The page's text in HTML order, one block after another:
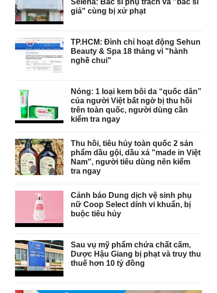
Selena: Bác sĩ phụ trách và "bác sĩ
giả" cùng bị xử phạt
TP.HCM: Đình chỉ hoạt động Sehun
Beauty & Spa 18 tháng vì "hành
nghề chui"
Nóng: 1 loại kem bôi da “quốc dân”
của người Việt bất ngờ bị thu hồi
trên toàn quốc, người dùng cần
kiểm tra ngay
Thu hồi, tiêu hủy toàn quốc 2 sản
phẩm dầu gội, dầu xả "made in Việt
Nam", người tiêu dùng nên kiểm
tra ngay
Cảnh báo Dung dịch vệ sinh phụ
nữ Coop Select dính vi khuẩn, bị
buộc tiêu hủy
Sau vụ mỹ phẩm chứa chất cấm,
Dược Hậu Giang bị phạt và truy thu
thuế hơn 10 tỷ đồng